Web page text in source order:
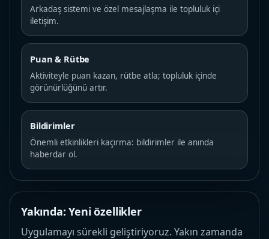
Arkadaş sistemi ve özel mesajlaşma ile topluluk içi
iletişim.
Puan & Rütbe
Aktiviteyle puan kazan, rütbe atla; topluluk içinde
görünürlüğünü artır.
Bildirimler
Önemli etkinlikleri kaçırma: bildirimler ile anında
haberdar ol.
Yakında: Yeni özellikler
Uygulamayı sürekli geliştiriyoruz. Yakın zamanda